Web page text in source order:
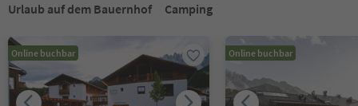
Urlaub auf dem Bauernhof
Camping
Online buchbar Online buchbar